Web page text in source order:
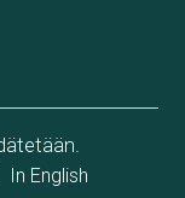
In English